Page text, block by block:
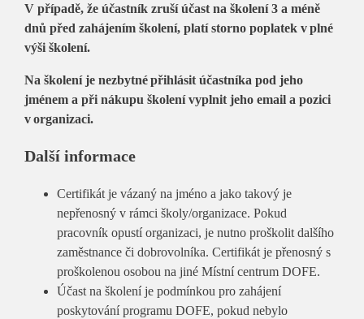
V případě, že účastník zruší účast na školení 3 a méně
dnů před zahájením školení, platí storno poplatek v plné
výši školení.
Na školení je nezbytné přihlásit účastníka pod jeho
jménem a při nákupu školení vyplnit jeho email a pozici
v organizaci.
Další informace
Certifikát je vázaný na jméno a jako takový je
nepřenosný v rámci školy/organizace. Pokud
pracovník opustí organizaci, je nutno proškolit dalšího
zaměstnance či dobrovolníka. Certifikát je přenosný s
proškolenou osobou na jiné Místní centrum DOFE.
Účast na školení je podmínkou pro zahájení
poskytování programu DOFE, pokud nebylo